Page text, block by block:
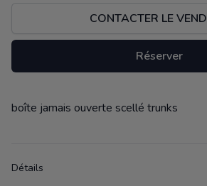
CONTACTER LE
Réserver
Description
boîte jamais ouverte scellé trunks
Détails